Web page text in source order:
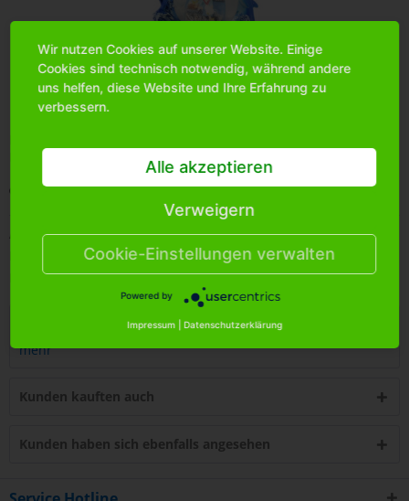
Produkt zu erhalten.
Merken
Artikel-Nr.:
1710780
Bestands-Info:
108
Menge Umkarton:
36
mehr
Kunden kauften auch
Kunden haben sich ebenfalls angesehen
Wir nutzen Cookies auf unserer Website. Einige
Cookies sind technisch notwendig, während andere
uns helfen, diese Website und Ihre Erfahrung zu
verbessern.
Alle akzeptieren
Verweigern
Cookie-Einstellungen verwalten
Powered by
Impressum Datenschutzerklärung